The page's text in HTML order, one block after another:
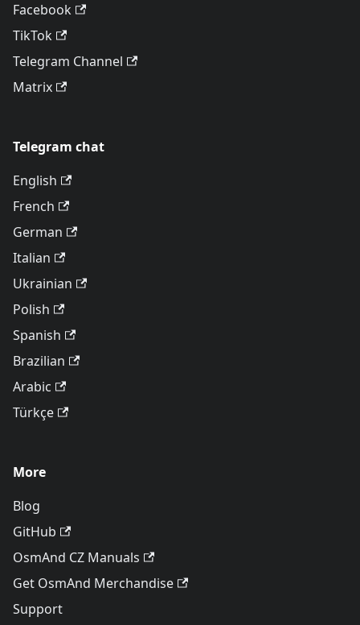
Facebook
TikTok
Telegram Channel
Matrix
Telegram chat
English
French
German
Italian
Ukrainian
Polish
Spanish
Brazilian
Arabic
Türkçe
More
Blog
GitHub
OsmAnd CZ Manuals
Get OsmAnd Merchandise
Support